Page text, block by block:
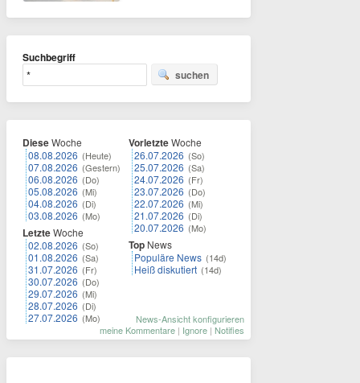
Suchbegriff
suchen
DieseWoche
08.08.2026 (Heute)
07.08.2026 (Gestern)
06.08.2026 (Do)
05.08.2026 (Mi)
04.08.2026 (Di)
03.08.2026 (Mo)
LetzteWoche
02.08.2026 (So)
01.08.2026 (Sa)
31.07.2026 (Fr)
30.07.2026 (Do)
29.07.2026 (Mi)
28.07.2026 (Di)
27.07.2026 (Mo)
VorletzteWoche
26.07.2026 (So)
25.07.2026 (Sa)
24.07.2026 (Fr)
23.07.2026 (Do)
22.07.2026 (Mi)
21.07.2026 (Di)
20.07.2026 (Mo)
Top News
Populäre News (14d)
Heiß diskutiert (14d)
News-Ansicht konfigurieren
meine Kommentare | Ignore | Notifies